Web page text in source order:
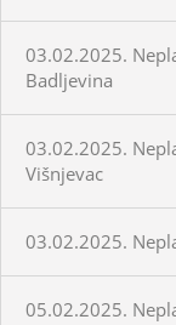
03.02.2025.
Badljevina
03.02.2025.
Višnjevac
03.02.2025.
05.02.2025.